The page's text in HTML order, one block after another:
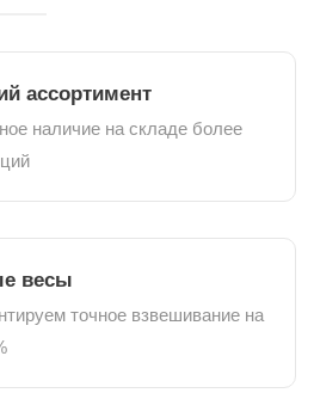
ассортимент
наличие на складе более
весы
точное взвешивание на